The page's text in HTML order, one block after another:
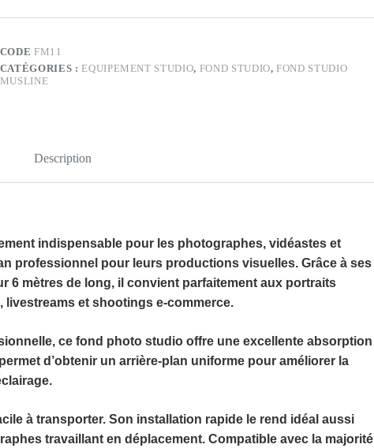
3×6
CODEFM11
CATÉGORIES :EQUIPEMENT STUDIO, FOND STUDIO,FOND STUDIO
MUSLINE
Description
indispensable pour les photographes, vidéastes et
professionnel pour leurs productions visuelles. Grâce à ses
6 mètres de long, il convient parfaitement aux portraits
et shootings e-commerce.
ce fond photo studio offre une excellente absorption
d’obtenir un arrière-plan uniforme pour améliorer la
à transporter. Son installation rapide le rend idéal aussi
travaillant en déplacement. Compatible avec la majorité